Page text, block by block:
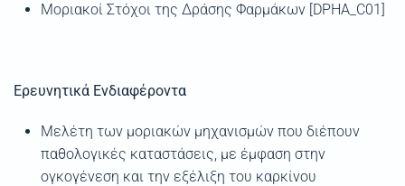
Μοριακοί Στόχοι της Δράσης Φαρμάκων [DPHA_C01]
Ερευνητικά Ενδιαφέροντα
Μελέτη των μοριακών μηχανισμών που διέπουν
παθολογικές καταστάσεις, με έμφαση στην
ογκογένεση και την εξέλιξη του καρκίνου